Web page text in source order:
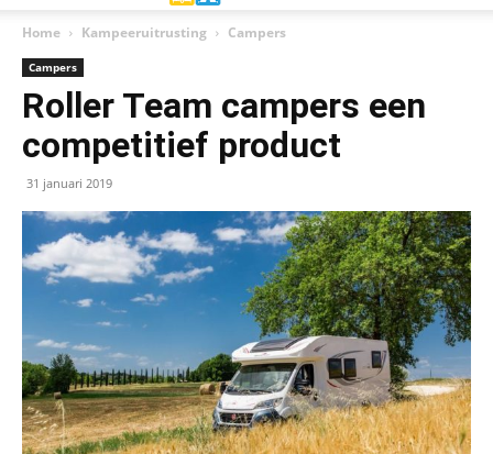
Home Kampeeruitrusting Campers
Campers
Roller Team campers een
competitief product
31 januari 2019